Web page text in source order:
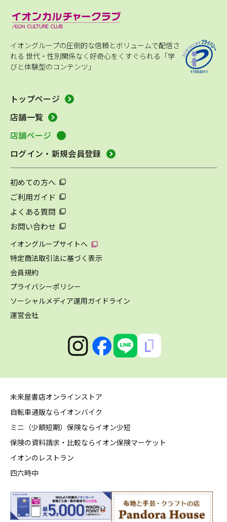
イオングループの圧倒的な信頼とボリュームで配信さ
れる 世代・性別関係なく好奇心をくすぐられる「学
びと体験型のコンテンツ」
トップページ
店舗一覧
店舗ページ
ログイン・新規会員登録
初めての方へ
ご利用ガイド
よくある質問
お問い合わせ
イオングループサイトへ
特定商法取引法に基づく表示
会員規約
プライバシーポリシー
ソーシャルメディア運用ガイドライン
運営会社
未来屋書店オンラインストア
自転車通販ならイオンバイク
ミニ（少額短期）保険ならイオン少短
保険の資料請求・比較ならイオン保険マーケット
イオンのレストラン
四六時中